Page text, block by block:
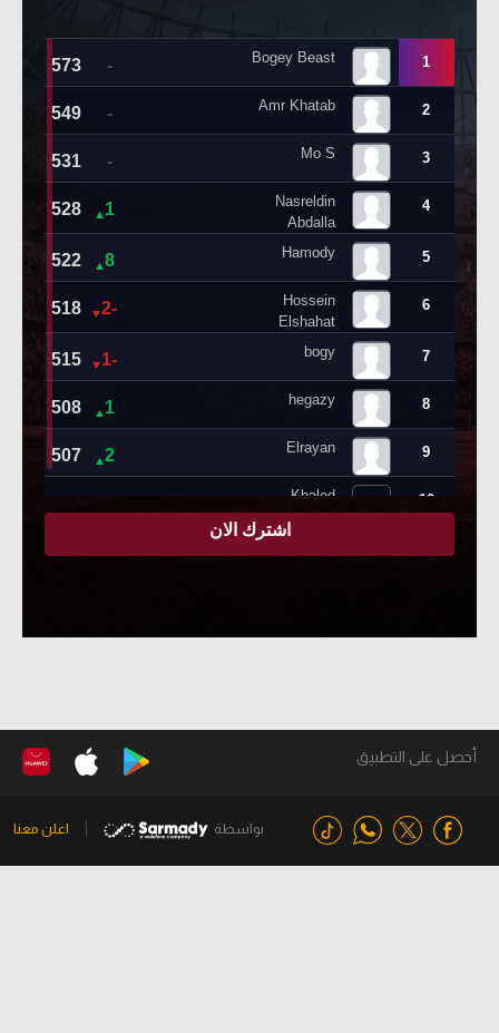
أحصل على التطبيق
بواسطة اعلن معنا